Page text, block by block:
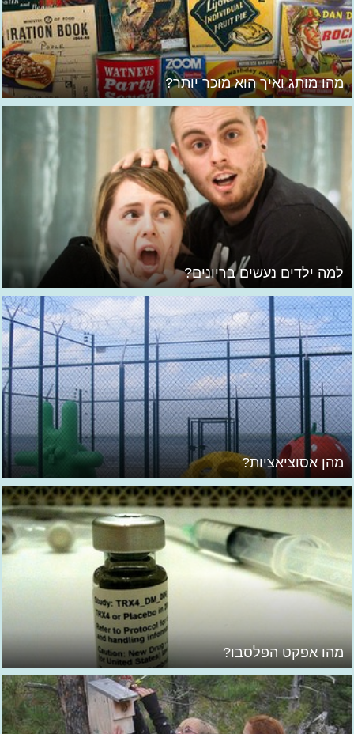
מהו מותג ואיך הוא מוכר יותר?
למה ילדים נעשים בריונים?
מהן אסוציאציות?
מהו אפקט הפלסבו?